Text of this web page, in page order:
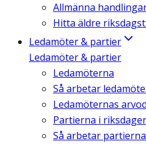
Allmänna
Hitta äldre
Ledamöter & partier
Ledamöter & partier
Ledamöterna
Så arbetar
Ledamöternas
Partierna i
Så arbetar partierna